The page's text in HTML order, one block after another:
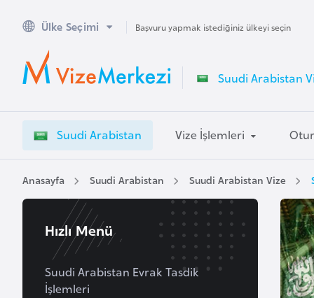
Ülke Seçimi Başvuru yapmak istediğiniz ülkeyi seçin
Suudi Arabistan
Suudi Arabistan Vize İşlemleri
Anasayfa Suudi Arabistan Suudi Arabistan Vize
Hızlı Menü
Suudi Arabistan Evrak Tasdik
İşlemleri
A
u
s
a
l
A
v
u
s